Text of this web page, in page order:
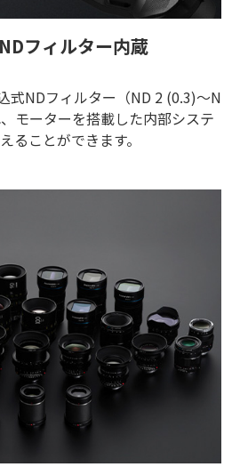
フィルター内蔵
式NDフィルター（ND 2 (0.3)〜N
モーターを搭載した内部システ
ることができます。